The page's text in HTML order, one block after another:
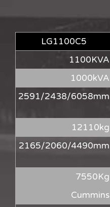
LG1100C5
1100KVA
1000kVA
2591/2438/6058mm
12110kg
2165/2060/4490mm
7550Kg
Cummins